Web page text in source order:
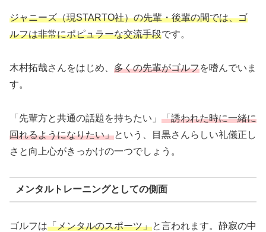
ジャニーズ（現STARTO社）の先輩・後輩の間では、ゴ
ルフは非常にポピュラーな交流手段です。
木村拓哉さんをはじめ、 多くの先輩がゴルフを嗜んでいま
す。
「先輩方と共通の話題を持ちたい」 「誘われた時に一緒に
回れるようになりたい」という、目黒さんらしい礼儀正し
さと向上心がきっかけの一つでしょう。
メンタルトレーニングとしての側面
ゴルフは「メンタルのスポーツ」と言われます。静寂の中